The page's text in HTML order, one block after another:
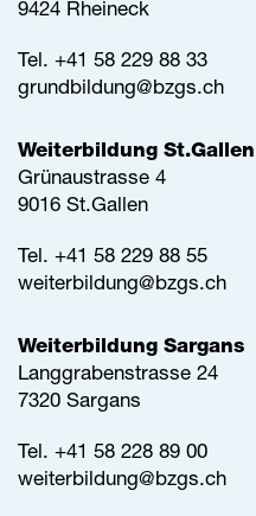
9424 Rheineck
Tel. +41 58 229 88 33
grundbildung@bzgs.ch
Weiterbildung St.Gallen
Grünaustrasse 4
9016 St.Gallen
Tel. +41 58 229 88 55
weiterbildung@bzgs.ch
Weiterbildung Sargans
Langgrabenstrasse 24
7320 Sargans
Tel. +41 58 228 89 00
weiterbildung@bzgs.ch